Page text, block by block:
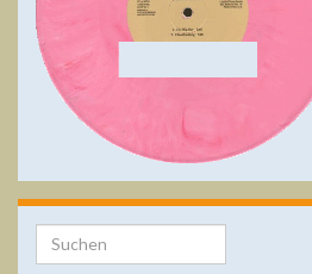
Search for: